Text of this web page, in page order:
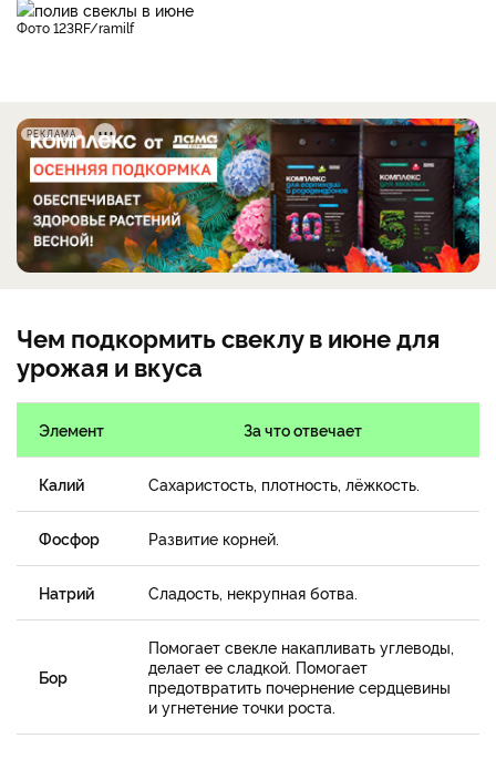
фото 123RF/ramilf
РЕКЛАМА
Чем подкормить свеклу в июне для
урожая и вкуса
Элемент За что отвечает
Калий Сахаристость, плотность, лёжкость.
Фосфор Развитие корней.
Натрий Сладость, некрупная ботва.
Бор
Помогает свекле накапливать углеводы,
делает ее сладкой. Помогает
предотвратить почернение сердцевины
и угнетение точки роста.